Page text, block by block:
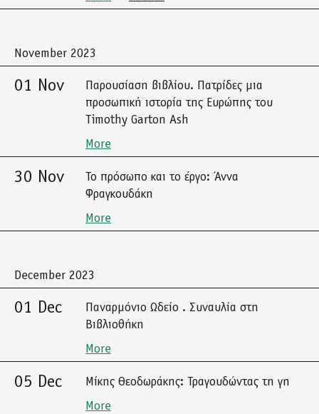
November 2023
01 Nov
Παρουσίαση βιβλίου. Πατρίδες μια
προσωπική ιστορία της Ευρώπης του
Timothy Garton Ash
More
30 Nov
Το πρόσωπο και το έργο: Άννα
Φραγκουδάκη
More
December 2023
01 Dec
Παναρμόνιο Ωδείο . Συναυλία στη
Βιβλιοθήκη
More
05 Dec
Μίκης Θεοδωράκης: Τραγουδώντας τη γη
More